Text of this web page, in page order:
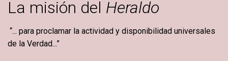
La misión del Heraldo
“... para proclamar la actividad y disponibilidad universales
de la Verdad...”